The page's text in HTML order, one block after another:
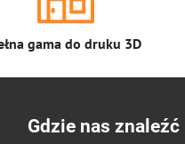
gama do druku 3D
Gdzie nas znaleźć